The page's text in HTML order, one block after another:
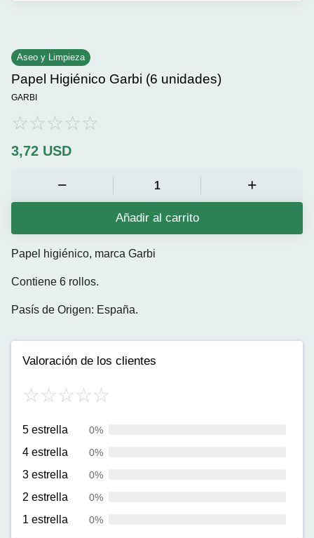
Aseo y Limpieza
Papel Higiénico Garbi (6 unidades)
GARBI
3,72 USD
Añadir al carrito
Papel higiénico, marca Garbi
Contiene 6 rollos.
Pasís de Origen: España.
Valoración de los clientes
5 estrella 0%
4 estrella 0%
3 estrella 0%
2 estrella 0%
1 estrella 0%